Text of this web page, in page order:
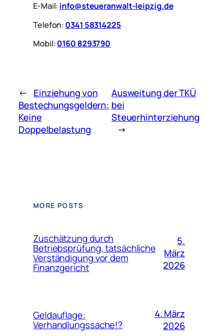
E-Mail: info@steueranwalt-leipzig.de
Telefon: 0341 58314225
Mobil:0160 8293790
←
Einziehung von
Bestechungsgeldern:
Keine
Doppelbelastung
Ausweitung der TKÜ
bei
Steuerhinterziehung
→
MORE POSTS
Zuschätzung durch
Betriebsprüfung, tatsächliche
Verständigung vor dem
Finanzgericht
5.
März
2026
Geldauflage:
Verhandlungssache!?
4. März
2026